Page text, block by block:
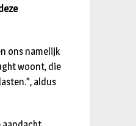
ons namelijk
woont, die
aldus